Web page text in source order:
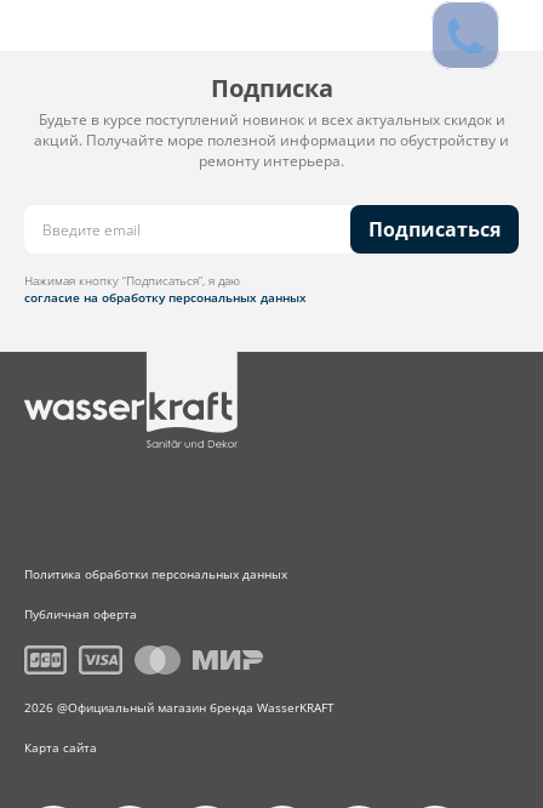
Подписка
Будьте в курсе поступлений новинок и всех актуальных скидок и
акций. Получайте море полезной информации по обустройству и
ремонту интерьера.
Подписаться
Нажимая кнопку “Подписаться”, я даю
согласие на обработку персональных данных
Политика обработки персональных данных
Публичная оферта
2026 @Официальный магазин бренда WasserKRAFT
Карта сайта